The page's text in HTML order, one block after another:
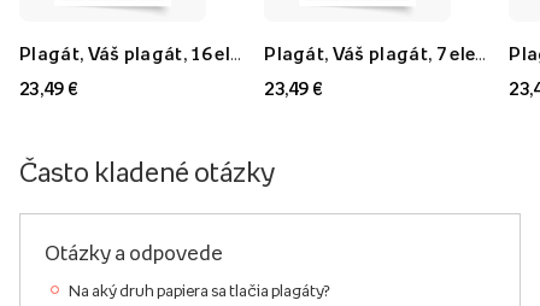
Plagát, Váš plagát, 16 elementov, 40x60
23,49 €
Plagát, Váš plagát, 7 elementov, 40x60
23,49 €
Často kladené otázky
Otázky a odpovede
Na aký druh papiera sa tlačia plagáty?